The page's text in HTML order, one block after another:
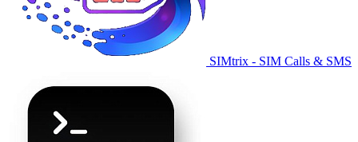
SIMtrix - SIM Calls & SMS